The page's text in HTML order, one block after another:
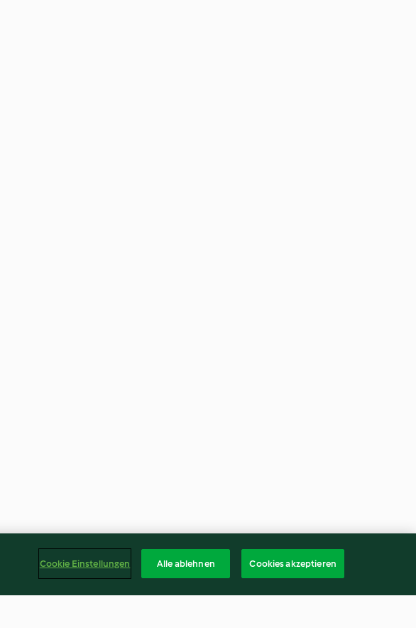
Cookie Einstellungen Alle ablehnen Cookies akzeptieren